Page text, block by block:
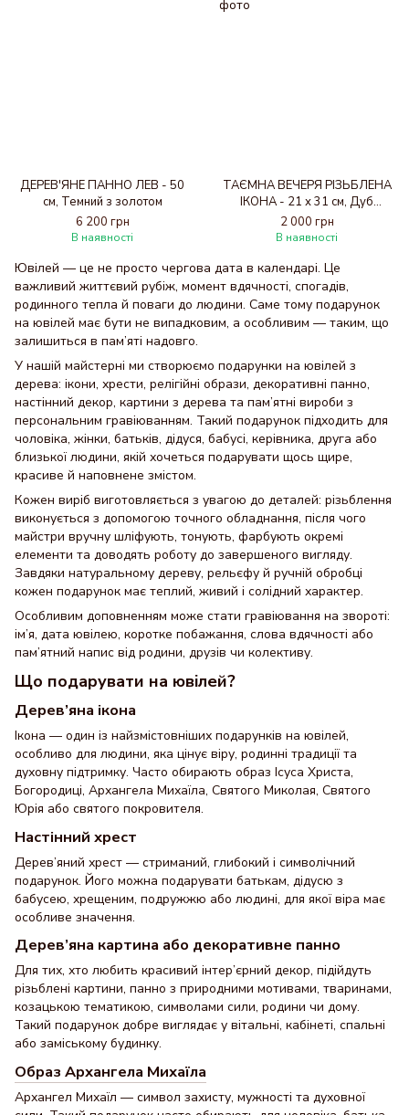
ДЕРЕВ'ЯНЕ ПАННО ЛЕВ - 50
см, Темний з золотом
6 200 грн
В наявності
ТАЄМНА ВЕЧЕРЯ РІЗЬБЛЕНА
ІКОНА - 21 х 31 см, Дуб
натуральний
2 000 грн
В наявності
Ювілей — це не просто чергова дата в календарі. Це
важливий життєвий рубіж, момент вдячності, спогадів,
родинного тепла й поваги до людини. Саме тому подарунок
на ювілей має бути не випадковим, а особливим — таким, що
залишиться в пам’яті надовго.
У нашій майстерні ми створюємо подарунки на ювілей з
дерева: ікони, хрести, релігійні образи, декоративні панно,
настінний декор, картини з дерева та пам’ятні вироби з
персональним гравіюванням. Такий подарунок підходить для
чоловіка, жінки, батьків, дідуся, бабусі, керівника, друга або
близької людини, якій хочеться подарувати щось щире,
красиве й наповнене змістом.
Кожен виріб виготовляється з увагою до деталей: різьблення
виконується з допомогою точного обладнання, після чого
майстри вручну шліфують, тонують, фарбують окремі
елементи та доводять роботу до завершеного вигляду.
Завдяки натуральному дереву, рельєфу й ручній обробці
кожен подарунок має теплий, живий і солідний характер.
Особливим доповненням може стати гравіювання на звороті:
ім’я, дата ювілею, коротке побажання, слова вдячності або
пам’ятний напис від родини, друзів чи колективу.
Що подарувати на ювілей?
Дерев’яна ікона
Ікона — один із найзмістовніших подарунків на ювілей,
особливо для людини, яка цінує віру, родинні традиції та
духовну підтримку. Часто обирають образ Ісуса Христа,
Богородиці, Архангела Михаїла, Святого Миколая, Святого
Юрія або святого покровителя.
Настінний хрест
Дерев’яний хрест — стриманий, глибокий і символічний
подарунок. Його можна подарувати батькам, дідусю з
бабусею, хрещеним, подружжю або людині, для якої віра має
особливе значення.
Дерев’яна картина або декоративне панно
Для тих, хто любить красивий інтер’єрний декор, підійдуть
різьблені картини, панно з природними мотивами, тваринами,
козацькою тематикою, символами сили, родини чи дому.
Такий подарунок добре виглядає у вітальні, кабінеті, спальні
або заміському будинку.
Образ Архангела Михаїла
Архангел Михаїл — символ захисту, мужності та духовної